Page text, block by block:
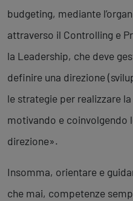
budgeting, mediante
attraverso il Controlling e
la Leadership, che deve
definire una direzione
le strategie per realizzare
motivando e coinvolgendo
direzione».
Insomma, orientare e
che mai, competenze